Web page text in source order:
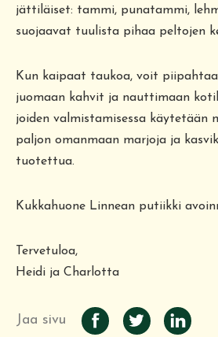
jättiläiset: tammi, punatammi,
suojaavat tuulista pihaa peltojen
Kun kaipaat taukoa, voit
juomaan kahvit ja nauttimaan
joiden valmistamisessa käytetään
paljon omanmaan marjoja ja
tuotettua.
Kukkahuone Linnean putiikki
Tervetuloa,
Heidi ja Charlotta
Jaa sivu